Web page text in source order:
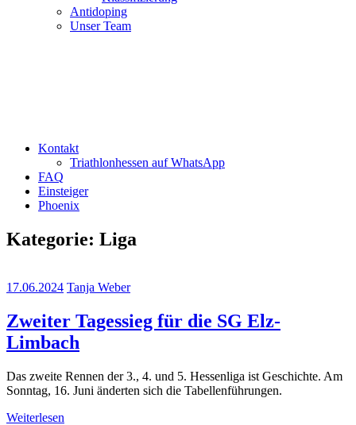
Antidoping
Unser Team
Kontakt
Triathlonhessen auf WhatsApp
FAQ
Einsteiger
Phoenix
Kategorie: Liga
17.06.2024 Tanja Weber
Zweiter Tagessieg für die SG Elz-
Limbach
Das zweite Rennen der 3., 4. und 5. Hessenliga ist Geschichte. Am
Sonntag, 16. Juni änderten sich die Tabellenführungen.
Weiterlesen